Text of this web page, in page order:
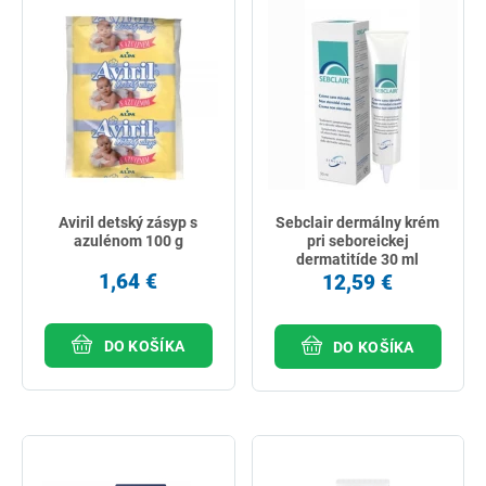
Aviril detský zásyp s
azulénom 100 g
1,64 €
DO KOŠÍKA
Sebclair dermálny krém
pri seboreickej
dermatitíde 30 ml
12,59 €
DO KOŠÍKA